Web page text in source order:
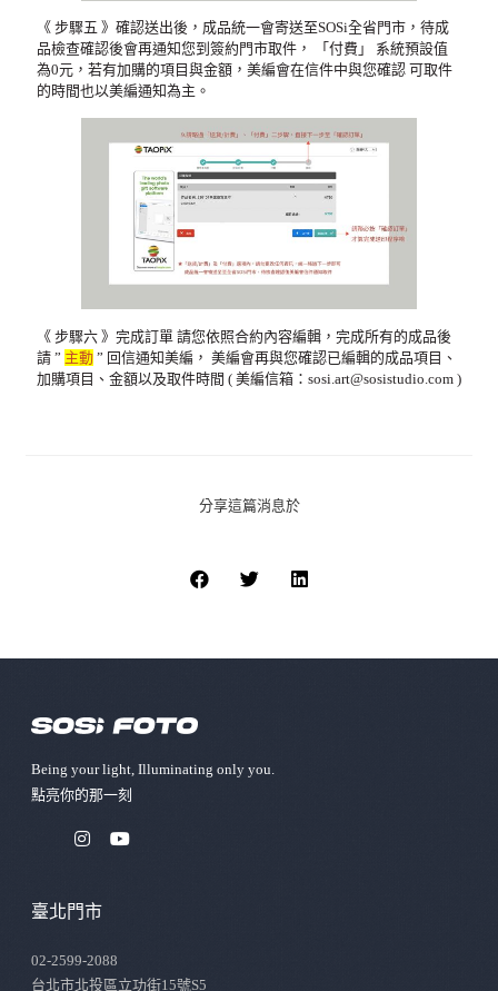
《 步驟五 》確認送出後，成品統一會寄送至SOSi全省門市，待成
品檢查確認後會再通知您到簽約門市取件， 「付費」 系統預設值
為0元，若有加購的項目與金額，美編會在信件中與您確認 可取件
的時間也以美編通知為主。
《 步驟六 》完成訂單 請您依照合約內容編輯，完成所有的成品後
請 ” 主動 ” 回信通知美編， 美編會再與您確認已編輯的成品項目、
加購項目、金額以及取件時間 ( 美編信箱： sosi.art@sosistudio.com )
分享這篇消息於
Being your light, Illuminating only you.
點亮你的那⼀刻
臺北門市
02-2599-2088
台北市北投區立功街15號S5